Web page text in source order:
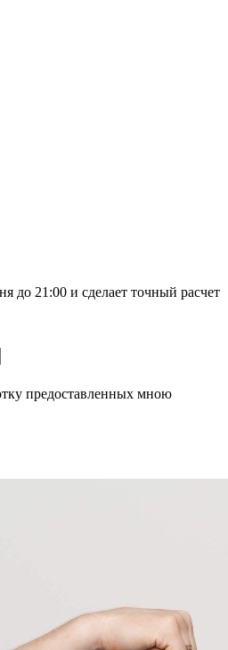
до 21:00 и сделает точный расчет
предоставленных мною